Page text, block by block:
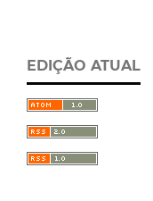
EDIÇÃO ATUAL